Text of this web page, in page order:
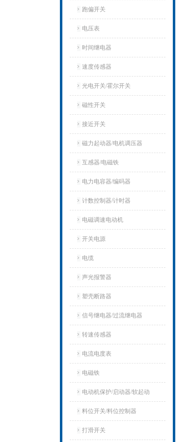
跑偏开关
电压表
时间继电器
速度传感器
光电开关/霍尔开关
磁性开关
接近开关
磁力起动器/电机调压器
互感器/电磁铁
电力电容器/编码器
计数控制器/计时器
电磁调速电动机
开关电源
电缆
声光报警器
塑壳断路器
信号继电器/过流继电器
转速传感器
电流电度表
电磁铁
电动机保护/启动器/软起动
料位开关/料位控制器
打滑开关